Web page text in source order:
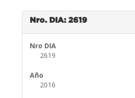
Nro. DIA: 2619
Nro DIA
2619
Año
2016